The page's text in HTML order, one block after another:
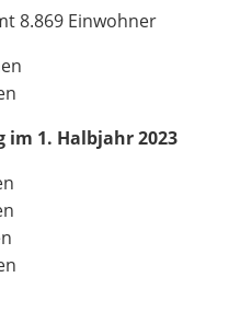
8.869 Einwohner
im 1. Halbjahr 2023